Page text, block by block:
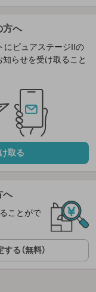
方へ
にピュアステージIIの
らせを受け取ること
取る
へ
ことがで
る（無料）